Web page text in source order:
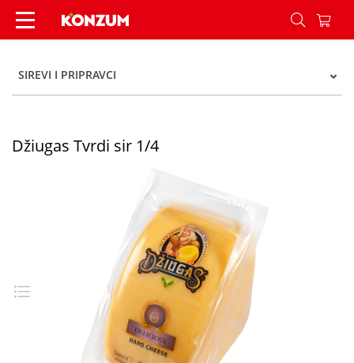
Džiugas Tvrdi sir 1/4 - Konzum
SIREVI I PRIPRAVCI
Džiugas Tvrdi sir 1/4